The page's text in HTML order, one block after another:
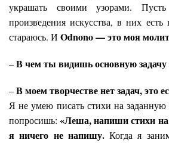
украшать своими узорами.
произведения искусства, в них есть
стараюсь. И Odnono — это моя
–В чем ты видишь основную задачу
–В моем творчестве нет задач, это
Я не умею писать стихи на
попросишь: «Леша, напиши стихи на
я ничего не напишу. Когда я